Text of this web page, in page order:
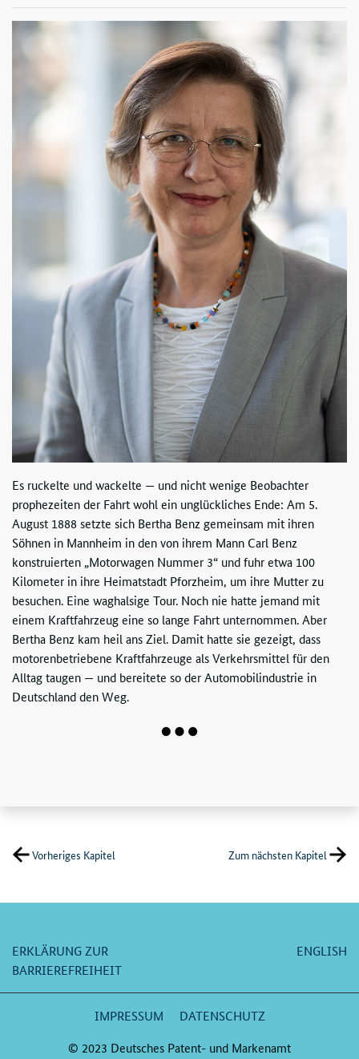
Es ruckelte und wackelte — und nicht wenige Beobachter
prophezeiten der Fahrt wohl ein unglückliches Ende: Am 5.
August 1888 setzte sich Bertha Benz gemeinsam mit ihren
Söhnen in Mannheim in den von ihrem Mann Carl Benz
konstruierten „Motorwagen Nummer 3“ und fuhr etwa 100
Kilometer in ihre Heimatstadt Pforzheim, um ihre Mutter zu
besuchen. Eine waghalsige Tour. Noch nie hatte jemand mit
einem Kraftfahrzeug eine so lange Fahrt unternommen. Aber
Bertha Benz kam heil ans Ziel. Damit hatte sie gezeigt, dass
motorenbetriebene Kraftfahrzeuge als Verkehrsmittel für den
Alltag taugen — und bereitete so der Automobilindustrie in
Deutschland den Weg.
Vorheriges Kapitel Zum nächsten Kapitel
ERKLÄRUNG ZUR
BARRIEREFREIHEIT
ENGLISH
© 2023 Deutsches Patent- und Markenamt
IMPRESSUM DATENSCHUTZ